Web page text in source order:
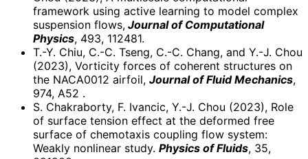
framework using active learning to model complex
suspension flows, Journal of Computational
Physics, 493, 112481.
T.-Y. Chiu, C.-C. Tseng, C.-C. Chang, and Y.-J. Chou
(2023), Vorticity forces of coherent structures on
the NACA0012 airfoil, Journal of Fluid Mechanics,
974, A52 .
S. Chakraborty, F. Ivancic, Y.-J. Chou (2023), Role
of surface tension effect at the deformed free
surface of chemotaxis coupling flow system:
Weakly nonlinear study. Physics of Fluids, 35,